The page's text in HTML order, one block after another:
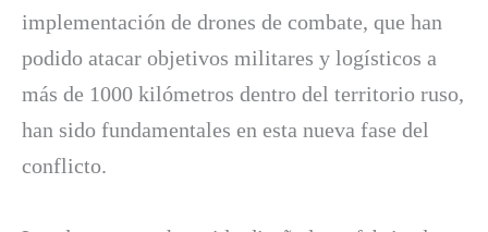
implementación de drones de combate, que han
podido atacar objetivos militares y logísticos a
más de 1000 kilómetros dentro del territorio ruso,
han sido fundamentales en esta nueva fase del
conflicto.